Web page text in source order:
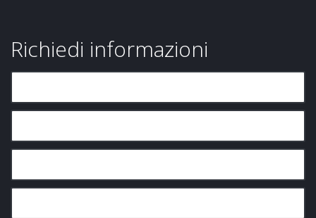
Richiedi informazioni